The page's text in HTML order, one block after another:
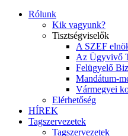
Rólunk
Kik vagyunk?
Tisztségviselők
A SZEF
Az Ügyvivő
Felügyelő
Mandátum-
Vármegyei
Elérhetőség
HÍREK
Tagszervezetek
Tagszervezetek